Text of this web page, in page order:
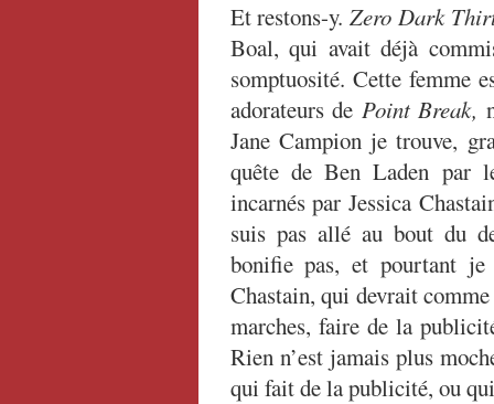
Et restons-y.Zero Dark
Boal, qui avait déjà
somptuosité. Cette femme
adorateurs de Point Break,
Jane Campion je trouve,
quête de Ben Laden par
incarnés par Jessica
suis pas allé au bout du
bonifie pas, et pourtant je
Chastain, qui devrait
marches, faire de la
Rien n’est jamais plus
qui fait de la publicité, ou